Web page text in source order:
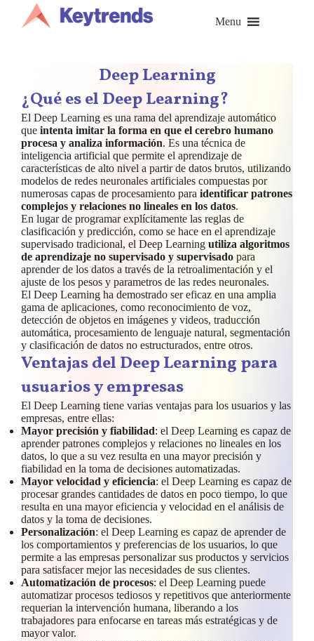
contenido
Menu
Deep Learning
¿Qué es el Deep Learning?
El Deep Learning es una rama del aprendizaje automático
que intenta imitar la forma en que el cerebro humano
procesa y analiza información. Es una técnica de
inteligencia artificial que permite el aprendizaje de
características de alto nivel a partir de datos brutos, utilizando
modelos de redes neuronales artificiales compuestas por
numerosas capas de procesamiento para identificar patrones
complejos y relaciones no lineales en los datos.
En lugar de programar explícitamente las reglas de
clasificación y predicción, como se hace en el aprendizaje
supervisado tradicional, el Deep Learning utiliza algoritmos
de aprendizaje no supervisado y supervisado para
aprender de los datos a través de la retroalimentación y el
ajuste de los pesos y parametros de las redes neuronales.
El Deep Learning ha demostrado ser eficaz en una amplia
gama de aplicaciones, como reconocimiento de voz,
detección de objetos en imágenes y videos, traducción
automática, procesamiento de lenguaje natural, segmentación
y clasificación de datos no estructurados, entre otros.
Ventajas del Deep Learning para
usuarios y empresas
El Deep Learning tiene varias ventajas para los usuarios y las
empresas, entre ellas:
Mayor precisión y fiabilidad: el Deep Learning es capaz de
aprender patrones complejos y relaciones no lineales en los
datos, lo que a su vez resulta en una mayor precisión y
fiabilidad en la toma de decisiones automatizadas.
Mayor velocidad y eficiencia: el Deep Learning es capaz de
procesar grandes cantidades de datos en poco tiempo, lo que
resulta en una mayor eficiencia y velocidad en el análisis de
datos y la toma de decisiones.
Personalización: el Deep Learning es capaz de aprender de
los comportamientos y preferencias de los usuarios, lo que
permite a las empresas personalizar sus productos y servicios
para satisfacer mejor las necesidades de sus clientes.
Automatización de procesos: el Deep Learning puede
automatizar procesos tediosos y repetitivos que anteriormente
requerian la intervención humana, liberando a los
trabajadores para enfocarse en tareas más estratégicas y de
mayor valor.